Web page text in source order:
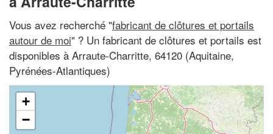
Vous avez recherché "fabricant de clôtures et portails
autour de moi" ? Un fabricant de clôtures et portails est
disponibles à Arraute-Charritte, 64120 (Aquitaine,
Pyrénées-Atlantiques)
+
−